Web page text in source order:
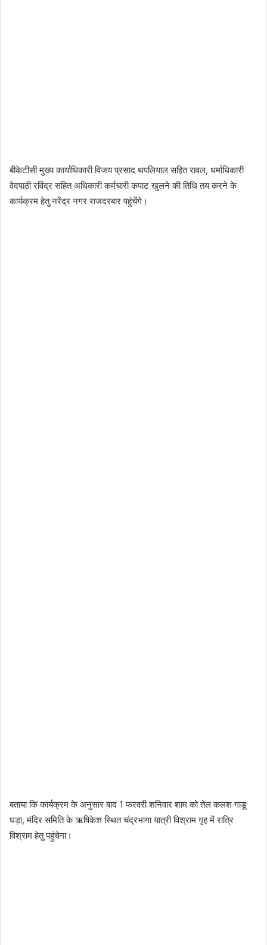
बीकेटीसी मुख्य कार्याधिकारी विजय प्रसाद थपलियाल सहित रावल, धर्माधिकारी
वेदपाठी रविंद्र सहित अधिकारी कर्मचारी कपाट खुलने की तिथि तय करने के
कार्यक्रम हेतु नरेंद्र नगर राजदरबार पहुंचेंगे।
बताया कि कार्यक्रम के अनुसार बाद 1 फरवरी शनिवार शाम को तेल कलश गाडू
घड़ा, मंदिर समिति के ऋषिकेश स्थित चंद्रभागा यात्री विश्राम गृह में रात्रि
विश्राम हेतु पहुंचेगा।